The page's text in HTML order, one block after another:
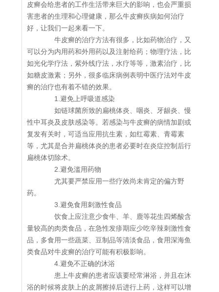
皮癣会给患者的工作生活带来巨大的影响，也会严重损
害患者的生理和心理健康，那么牛皮癣疾病如何治疗
好，让我们一起来看一下。
牛皮癣的治疗方法有很多，比如药物治疗，又
可以分为内用药和外用药以及注射给药；物理疗法，比
如光化学疗法，紫外线疗法，水疗等等，激素治疗，比
如糖皮激素；另外，很多临床病例表明中医疗法对牛皮
癣的治疗也有着不错的效果。
1.避免上呼吸道感染
如链球菌所致的扁桃体炎、咽炎、牙龈炎、慢
性中耳炎及皮肤感染等。若感染与牛皮癣的病情加剧或
复发有关时，可适当应用抗生素，如红霉素、青霉素
等，尤其是合并扁桃体炎的患者必要时在炎症控制后行
扁桃体切除术。
2.避免滥用药物
尤其要严禁应用一些疗效尚未肯定的偏方野
药。
3.避免食用刺激性食品
饮食上应注意少食牛、羊、鹿等花生四烯酸含
量较高的肉类食品，在急性发疹期应少吃辛辣刺激性食
品，多食用一些蔬菜、豆制品等清淡食品，食用深海鱼
类食品对牛皮癣的治疗可能有积极影响。
4.避免不正确的沐浴
患上牛皮癣的患者应该要经常淋浴，并且在沐
浴的时候将皮肤上的皮屑擦掉后进行上药，这样可以增